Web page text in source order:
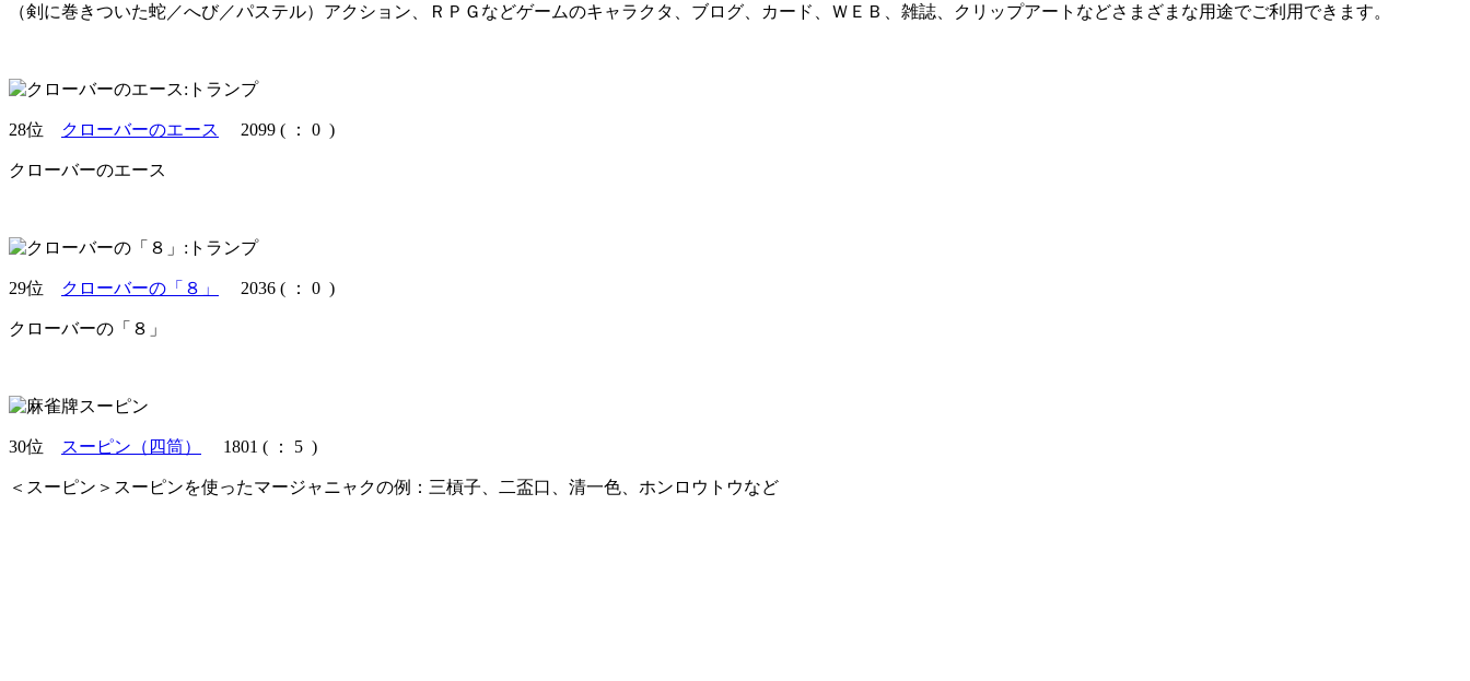
（剣に巻きついた蛇／へび／パステル）アクション、ＲＰＧなどゲームのキャラクタ、ブログ、カード、ＷＥＢ、雑誌、クリップアートなどさまざまな用途でご利用できます。
28位 クローバーのエース 2099 ( ： 0 )
クローバーのエース
29位 クローバーの「８」 2036 ( ： 0 )
クローバーの「８」
30位 スーピン（四筒） 1801 ( ： 5 )
＜スーピン＞スーピンを使ったマージャニャクの例：三槓子、二盃口、清一色、ホンロウトウなど